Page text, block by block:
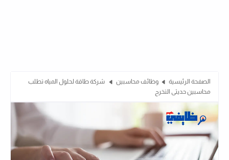
الصفحة الرئيسية وظائف محاسبين
شركة طاقة لحلول المياه تطلب
محاسبين حديثى التخرج